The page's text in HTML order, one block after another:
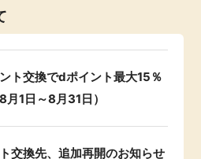
ト交換でdポイント最大15％
1日～8月31日）
交換先、追加再開のお知らせ